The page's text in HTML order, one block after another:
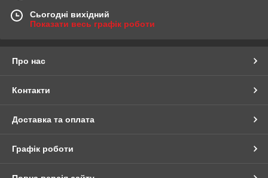
Сьогодні вихідний
Показати весь графік роботи
Про нас
Контакти
Доставка та оплата
Графік роботи